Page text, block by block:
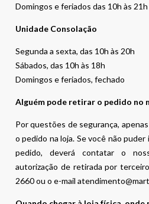
Domingos e feriados das 10h às 21h
Unidade Consolação
Segunda a sexta, das 10h às 20h
Sábados, das 10h às 18h
Domingos e feriados, fechado
Alguém pode retirar o pedido no
Por questões de segurança,
o pedido na loja. Se você não
pedido, deverá contatar o
autorização de retirada por
2660 ou o e-mail